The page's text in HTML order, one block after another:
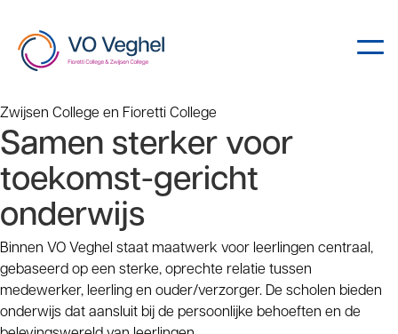
Zwijsen College en Fioretti College
Samen sterker voor
toekomst-gericht
onderwijs
Binnen VO Veghel staat maatwerk voor leerlingen centraal,
gebaseerd op een sterke, oprechte relatie tussen
medewerker, leerling en ouder/verzorger. De scholen bieden
onderwijs dat aansluit bij de persoonlijke behoeften en de